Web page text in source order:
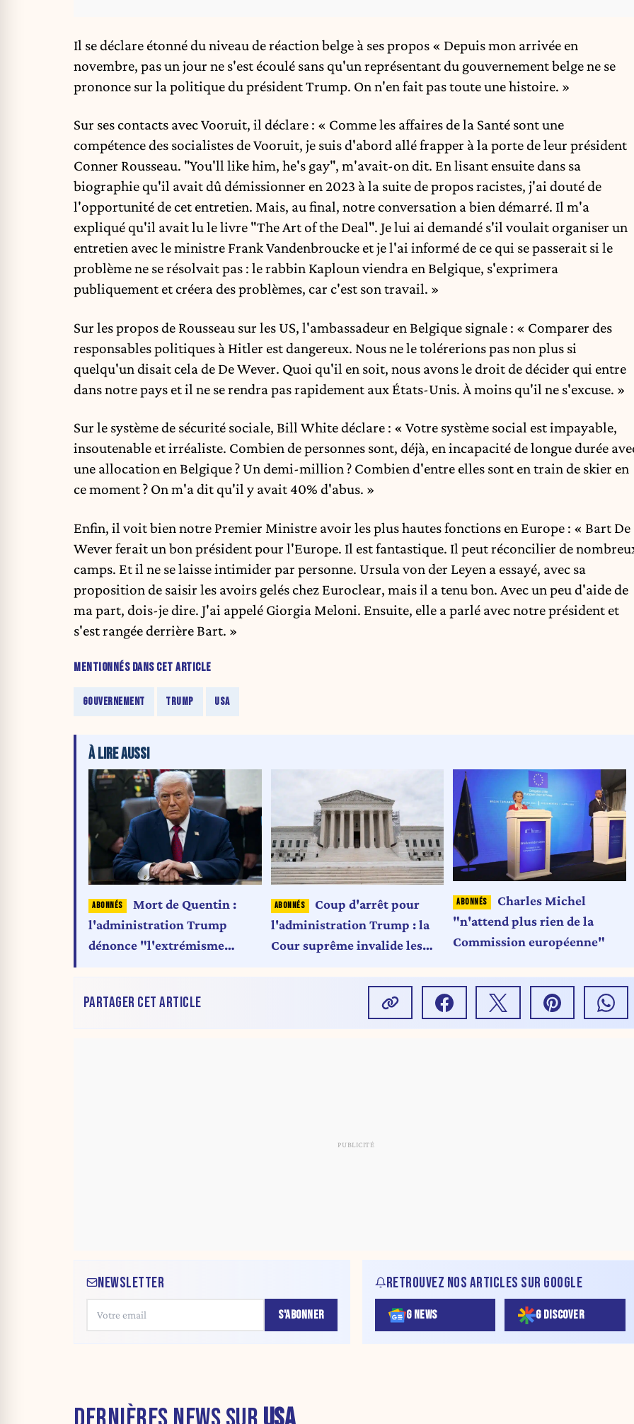
Il se déclare étonné du niveau de réaction belge à ses propos « Depuis mon arrivée en
novembre, pas un jour ne s'est écoulé sans qu'un représentant du gouvernement belge ne se
prononce sur la politique du président Trump. On n'en fait pas toute une histoire. »
Sur ses contacts avec Vooruit, il déclare : « Comme les affaires de la Santé sont une
compétence des socialistes de Vooruit, je suis d'abord allé frapper à la porte de leur président
Conner Rousseau. "You'll like him, he's gay", m'avait-on dit. En lisant ensuite dans sa
biographie qu'il avait dû démissionner en 2023 à la suite de propos racistes, j'ai douté de
l'opportunité de cet entretien. Mais, au final, notre conversation a bien démarré. Il m'a
expliqué qu'il avait lu le livre "The Art of the Deal". Je lui ai demandé s'il voulait organiser un
entretien avec le ministre Frank Vandenbroucke et je l'ai informé de ce qui se passerait si le
problème ne se résolvait pas : le rabbin Kaploun viendra en Belgique, s'exprimera
publiquement et créera des problèmes, car c'est son travail. »
Sur les propos de Rousseau sur les US, l'ambassadeur en Belgique signale : « Comparer des
responsables politiques à Hitler est dangereux. Nous ne le tolérerions pas non plus si
quelqu'un disait cela de De Wever. Quoi qu'il en soit, nous avons le droit de décider qui entre
dans notre pays et il ne se rendra pas rapidement aux États-Unis. À moins qu'il ne s'excuse. »
Sur le système de sécurité sociale, Bill White déclare : « Votre système social est impayable,
insoutenable et irréaliste. Combien de personnes sont, déjà, en incapacité de longue durée
une allocation en Belgique ? Un demi-million ? Combien d'entre elles sont en train de skier en
ce moment ? On m'a dit qu'il y avait 40% d'abus. »
Enfin, il voit bien notre Premier Ministre avoir les plus hautes fonctions en Europe : « Bart De
Wever ferait un bon président pour l'Europe. Il est fantastique. Il peut réconcilier de
camps. Et il ne se laisse intimider par personne. Ursula von der Leyen a essayé, avec sa
proposition de saisir les avoirs gelés chez Euroclear, mais il a tenu bon. Avec un peu d'aide de
ma part, dois-je dire. J'ai appelé Giorgia Meloni. Ensuite, elle a parlé avec notre président et
s'est rangée derrière Bart. »
MENTIONNÉS DANS CET ARTICLE
GOUVERNEMENT TRUMP USA
À LIRE AUSSI
Mort de Quentin :
l'administration Trump
dénonce "l'extrémisme
Coup d'arrêt pour
l'administration Trump : la
Cour suprême invalide les
Charles Michel
"n'attend plus rien de la
Commission européenne"
PARTAGER CET ARTICLE
NEWSLETTER
S'ABONNER
RETROUVEZ NOS ARTICLES SUR GOOGLE
G NEWS G DISCOVER